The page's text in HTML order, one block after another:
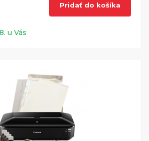
Pridať do košíka
u Vás